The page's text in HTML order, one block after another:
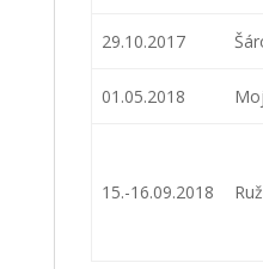
29.10.2017
01.05.2018
15.-16.09.2018